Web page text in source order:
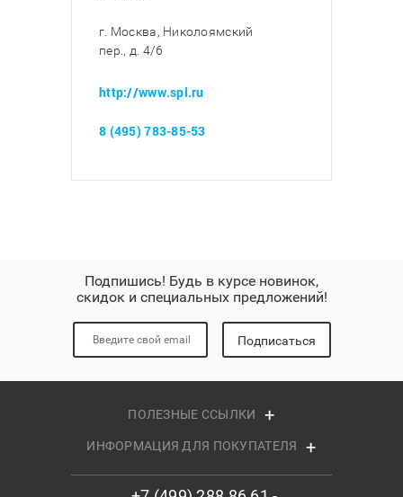
г. Москва, Николоямский
пер., д. 4/6
http://www.spl.ru
8 (495) 783-85-53
Подпишись! Будь в курсе новинок,
скидок и специальных предложений!
Подписаться
ПОЛЕЗНЫЕ ССЫЛКИ
ИНФОРМАЦИЯ ДЛЯ ПОКУПАТЕЛЯ